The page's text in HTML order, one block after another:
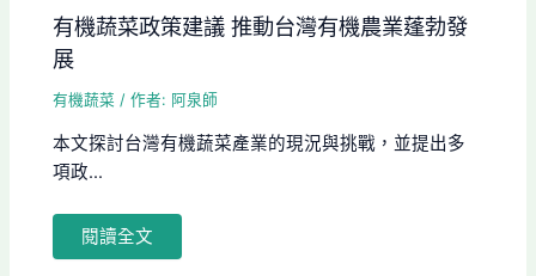
有機蔬菜政策建議 推動台灣有機農業蓬勃發
展
有機蔬菜 / 作者: 阿泉師
本文探討台灣有機蔬菜產業的現況與挑戰，並提出多
項政...
閱讀全文